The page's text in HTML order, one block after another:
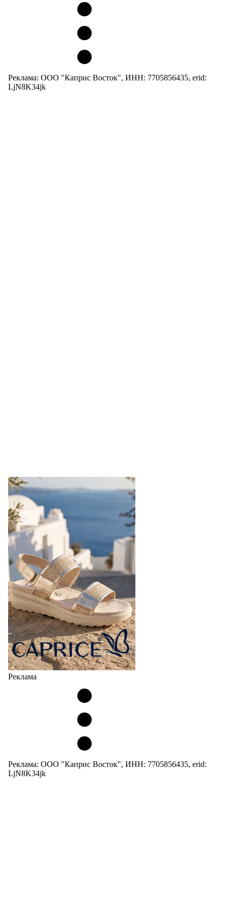
Реклама: ООО "Каприс Восток", ИНН: 7705856435, erid:
LjN8K34jk
Реклама
Реклама: ООО "Каприс Восток", ИНН: 7705856435, erid:
LjN8K34jk